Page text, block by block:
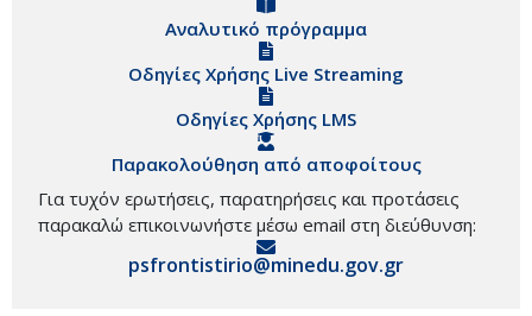
Αναλυτικό πρόγραμμα
Οδηγίες Χρήσης Live Streaming
Οδηγίες Χρήσης LMS
Παρακολούθηση από αποφοίτους
Για τυχόν ερωτήσεις, παρατηρήσεις και προτάσεις
παρακαλώ επικοινωνήστε μέσω email στη διεύθυνση:
psfrontistirio@minedu.gov.gr